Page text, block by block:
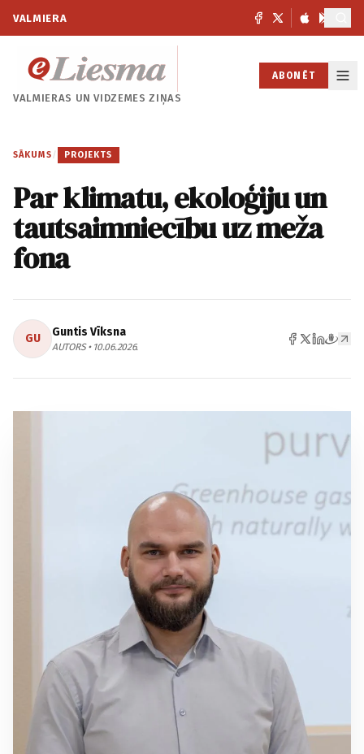
VALMIERA
VALMIERAS UNVIDZEMES ZIŅAS
ABONĒT
SĀKUMS / PROJEKTS
Par klimatu, ekoloģiju un
tautsaimniecību uz meža
fona
GU Guntis Vīksna
AUTORS • 10.06.2026.